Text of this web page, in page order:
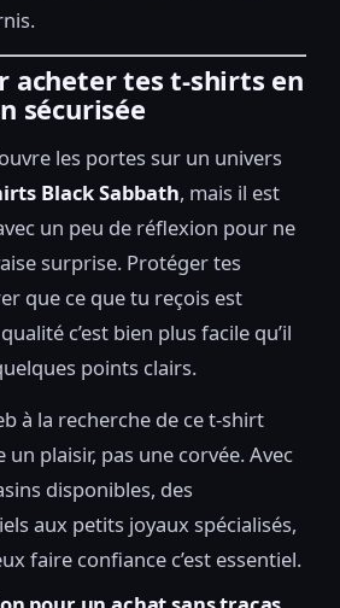
acheter tes t-shirts en
sécurisée
les portes sur un univers
Black Sabbath, mais il est
un peu de réflexion pour ne
surprise. Protéger tes
que ce que tu reçois est
c’est bien plus facile qu’il
points clairs.
à la recherche de ce t-shirt
plaisir, pas une corvée. Avec
disponibles, des
aux petits joyaux spécialisés,
faire confiance c’est essentiel.